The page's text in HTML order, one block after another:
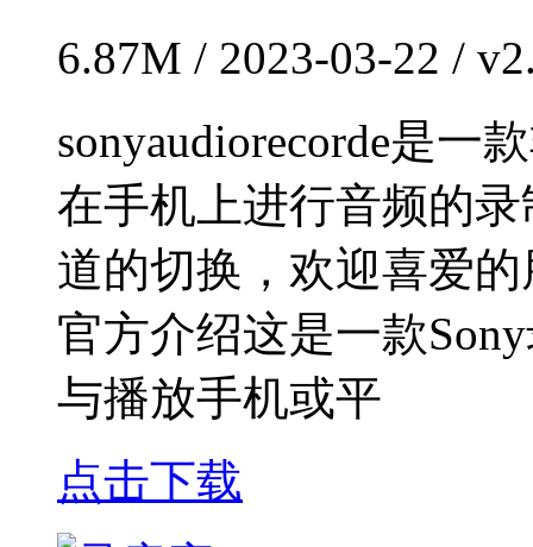
6.87M / 2023-03-22 /
sonyaudiorecorde是一
在手机上进行音频的
道的切换，欢迎喜爱
官方介绍这是一款
与播放手机或平
点击下载